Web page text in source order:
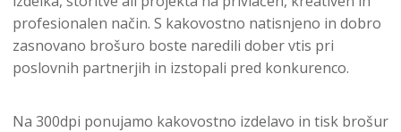
profesionalen način. S kakovostno natisnjeno in dobro
zasnovano brošuro boste naredili dober vtis pri
poslovnih partnerjih in izstopali pred konkurenco.
Na 300dpi ponujamo kakovostno izdelavo in tisk brošur